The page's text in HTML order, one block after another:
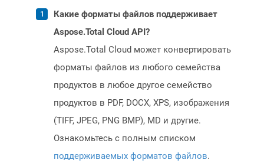
Какие форматы файлов поддерживает
Aspose.Total Cloud API?
Aspose.Total Cloud может конвертировать
форматы файлов из любого семейства
продуктов в любое другое семейство
продуктов в PDF, DOCX, XPS, изображения
(TIFF, JPEG, PNG BMP), MD и другие.
Ознакомьтесь с полным списком
поддерживаемых форматов файлов.